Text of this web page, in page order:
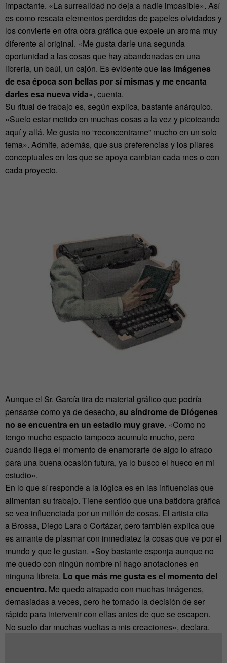
impactante. «La surrealidad no deja a nadie impasible». Así
es como rescata elementos perdidos de papeles olvidados y
los convierte en otra obra gráfica que expele un aroma muy
diferente al original. «Me gusta darle una segunda
oportunidad a las cosas que hay abandonadas en una
librería, un baúl, un cajón. Es evidente que las imágenes
de esa época son bellas por sí mismas y me encanta
darles esa nueva vida», cuenta.
Su ritual de trabajo es, según explica, bastante anárquico.
«Suelo estar metido en muchas cosas a la vez y picoteando
aquí y allá. Me gusta no “reconcentrame” mucho en un solo
tema». Admite, además, que sus preferencias y los pilares
conceptuales en los que se apoya cambian cada mes o con
cada proyecto.
Aunque el Sr. García tira de material gráfico que podría
pensarse como ya de desecho, su síndrome de Diógenes
no se encuentra en un estadio muy grave. «Como no
tengo mucho espacio tampoco acumulo mucho, pero
cuando llega el momento de enamorarte de algo lo atrapo
para una buena ocasión futura, ya lo busco el hueco en mi
estudio».
En lo que sí responde a la lógica es en las influencias que
alimentan su trabajo. Tiene sentido que una batidora gráfica
se vea influenciada por un millón de cosas. El artista cita
a Brossa, Diego Lara o Cortázar, pero también explica que
es amante de plasmar con inmediatez la cosas que ve por el
mundo y que le gustan. «Soy bastante esponja aunque no
me quedo con ningún nombre ni hago anotaciones en
ninguna libreta. Lo que más me gusta es el momento del
encuentro. Me quedo atrapado con muchas imágenes,
demasiadas a veces, pero he tomado la decisión de ser
rápido para intervenir con ellas antes de que se escapen.
No suelo dar muchas vueltas a mis creaciones», declara.